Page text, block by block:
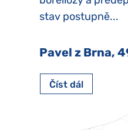
stav postupně...
Pavel z Brna,
Číst dál